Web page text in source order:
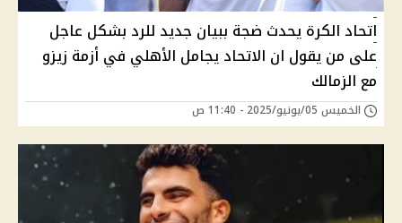
اتحاد الكرة يحدث ضجة ببيان جديد للرد بشكل عاجل
على من يقول ان الاتحاد يجامل الأهلي في أزمة زيزو
مع الزمالك
الخميس 05/يونيو/2025 - 11:40 ص